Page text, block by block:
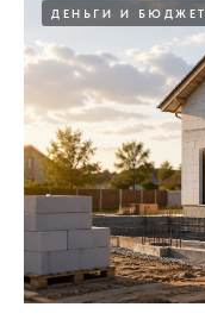
ДЕНЬГИ И БЮДЖЕТ